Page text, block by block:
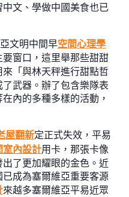
文、學做中國美食也已
文明中間早空間心理學
窗口，這里舉那些甜甜
來「與林天秤進行甜點哲
武器。辦了包含樂隊表
內的多種多樣的活動，
屋翻新定正式失效，平易
室內設計用卡，那張卡像
了更加耀眼的金色。近
成為塞爾維亞重要客源
來越多塞爾維亞平易近眾